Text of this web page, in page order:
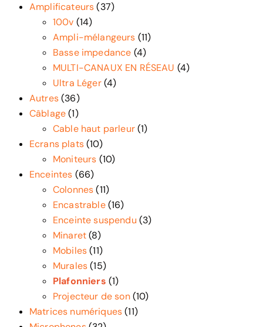
Amplificateurs (37)
100v (14)
Ampli-mélangeurs (11)
Basse impedance (4)
MULTI-CANAUX EN RÉSEAU (4)
Ultra Léger (4)
Autres(36)
Câblage (1)
Cable haut parleur(1)
Ecrans plats(10)
Moniteurs (10)
Enceintes (66)
Colonnes (11)
Encastrable (16)
Enceinte suspendu (3)
Minaret (8)
Mobiles (11)
Murales (15)
Plafonniers (1)
Projecteur de son (10)
Matrices numériques (11)